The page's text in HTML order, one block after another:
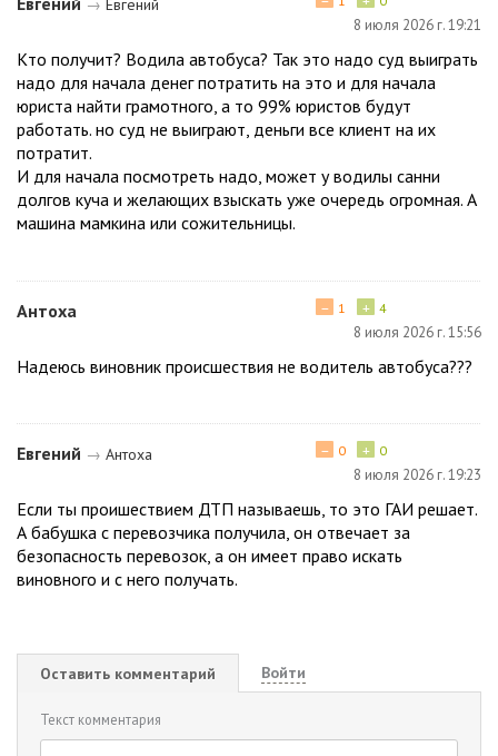
8 июля 2026 г. 19:21
Кто получит? Водила автобуса? Так это надо суд выиграть
надо для начала денег потратить на это и для начала
юриста найти грамотного, а то 99% юристов будут
работать. но суд не выиграют, деньги все клиент на их
потратит.
И для начала посмотреть надо, может у водилы санни
долгов куча и желающих взыскать уже очередь огромная. А
машина мамкина или сожительницы.
Антоха + 4
− 1
8 июля 2026 г. 15:56
Надеюсь виновник происшествия не водитель автобуса???
Евгений → Антоха + 0
− 0
8 июля 2026 г. 19:23
Если ты проишествием ДТП называешь, то это ГАИ решает.
А бабушка с перевозчика получила, он отвечает за
безопасность перевозок, а он имеет право искать
виновного и с него получать.
Оставить комментарий Войти
Текст комментария